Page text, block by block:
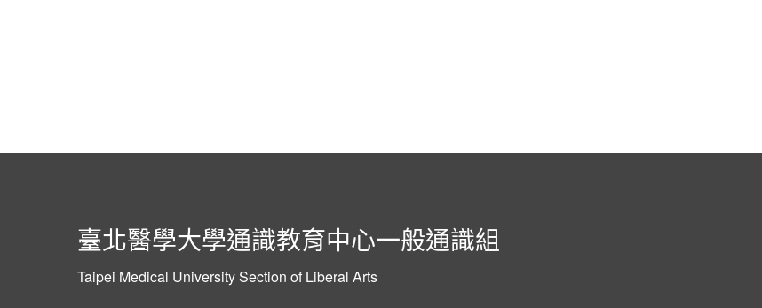
臺北醫學大學通識教育中心一般通識組
Taipei Medical University Section of Liberal Arts